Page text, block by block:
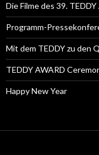
Die Filme des 39. TEDDY
Programm-
Mit dem TEDDY zu den
TEDDY AWARD
Happy New Year